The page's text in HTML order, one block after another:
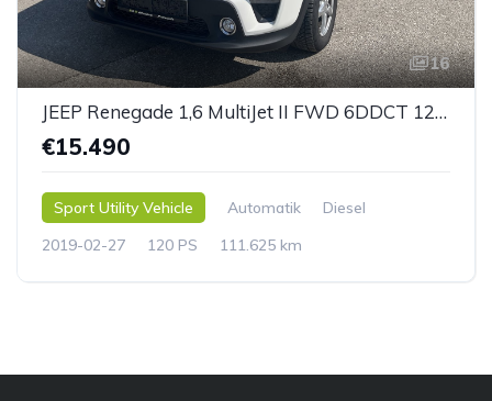
16
JEEP Renegade 1,6 MultiJet II FWD 6DDCT 120 Longitude
€15.490
Sport Utility Vehicle Automatik
Diesel
2019-02-27
120 PS 111.625 km